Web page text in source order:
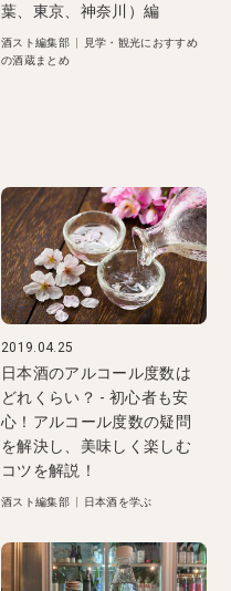
葉、東京、神奈川）編
酒スト編集部
見学・観光におすすめ
の酒蔵まとめ
2019.04.25
日本酒のアルコール度数は
どれくらい？ - 初心者も安
心！アルコール度数の疑問
を解決し、美味しく楽しむ
コツを解説！
酒スト編集部 日本酒を学ぶ